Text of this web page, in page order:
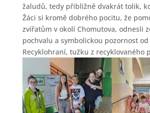
žaludů, tedy přibližně dvakrát tolik,
Žáci si kromě dobrého pocitu, že
zvířatům v okolí Chomutova, odnesli
pochvalu a symbolickou pozornost
Recyklohraní, tužku z recyklovaného